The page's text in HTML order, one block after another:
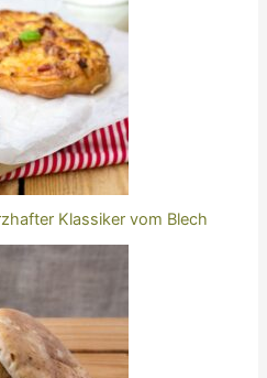
Klassiker vom Blech